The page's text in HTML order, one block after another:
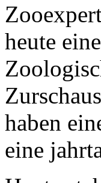
heute
haben
eine